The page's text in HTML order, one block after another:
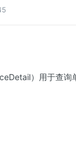
）用于查询